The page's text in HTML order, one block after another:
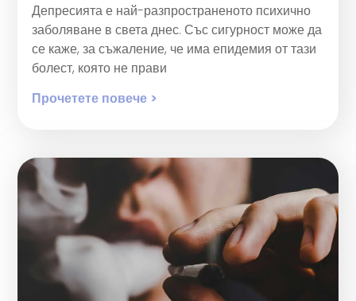
Депресията е най-разпространеното психично
заболяване в света днес. Със сигурност може да
се каже, за съжаление, че има епидемия от тази
болест, която не прави
Прочетете повече >